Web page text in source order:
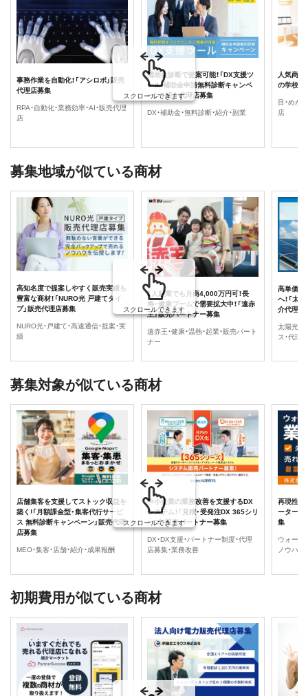
事務作業を自動化！「アシロボ」販売
代理店募集
RPA・自動化・業務効率・AI・販売代理
店
補助金診断で提案可能！「DX支援ツ
ール 補助金申請無料診断キャンペ
ーン」紹介代理店募集
DX・補助金・無料診断・紹介・副業
人気商品
の学校」
目・めが
店
スクロールできます
募集地域が似ている商材
高知名度で提案しやすく販売実績も
豊富な商材！「NURO光 戸建てタイ
プ」販売代理店募集
NURO光・戸建て・高速通信・提案・実
績
1人起業でも月商4,000万円可！長
寿・健康ブームで需要拡大中！「遠赤
王」販売パートナー募集
遠赤王・健康・温熱・起業・販売パート
ナー
高単価商
へ！「太
介代理店
太陽光発
ス・代理
スクロールできます
募集対象が似ている商材
店舗集客を支援してストック収益を
築く!「月額課金型・集客代行サービ
ス 無料診断キャンペーン」販売代理
店募集
MEO・集客・店舗・紹介・成果報酬
中小企業の業務改善を支援するDX
システム！「見積・受発注DX 365シリ
ーズ」販売パートナー募集
DX・DX支援・パートナー制度・代理
店募集・業務改善
再現性の
ーターサ
集
ウォータ
ノウハウ
スクロールできます
初期費用が似ている商材